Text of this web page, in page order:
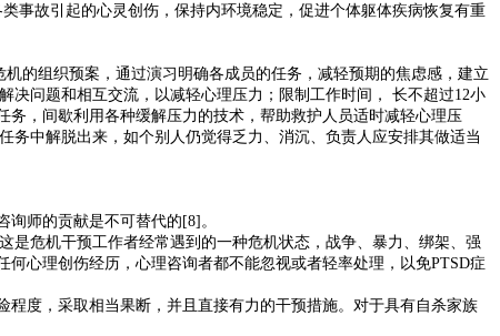
事故引起的心灵创伤，保持内环境稳定，促进个体躯体疾病恢复有重
的组织预案，通过演习明确各成员的任务，减轻预期的焦虑感，建立
问题和相互交流，以减轻心理压力；限制工作时间， 长不超过12小
，间歇利用各种缓解压力的技术，帮助救护人员适时减轻心理压
中解脱出来，如个别人仍觉得乏力、消沉、负责人应安排其做适当
师的贡献是不可替代的[8]。
是危机干预工作者经常遇到的一种危机状态，战争、暴力、绑架、强
心理创伤经历，心理咨询者都不能忽视或者轻率处理，以免PTSD症
度，采取相当果断，并且直接有力的干预措施。对于具有自杀家族